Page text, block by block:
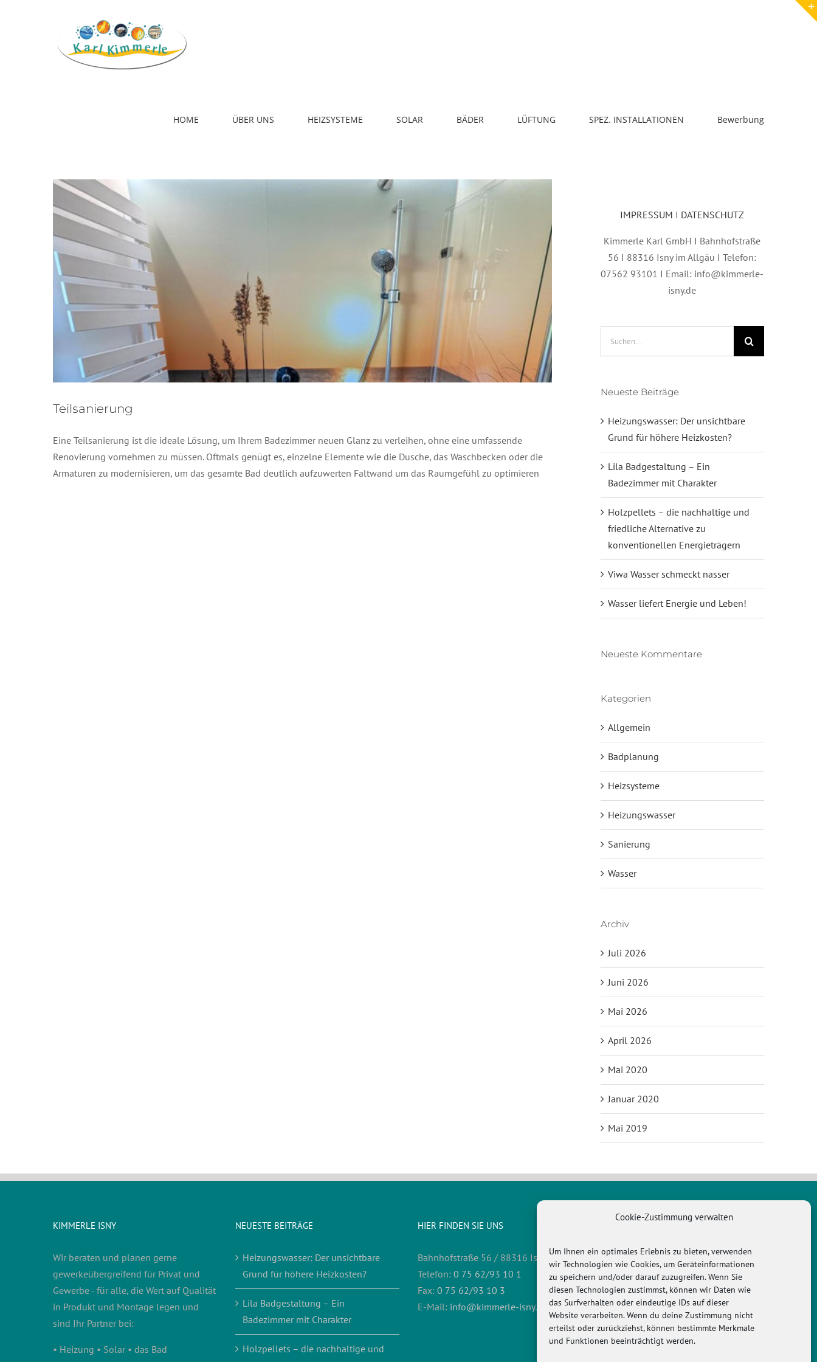
Cookie-Zustimmung verwalten
Um Ihnen ein optimales Erlebnis zu bieten, verwenden
wir Technologien wie Cookies, um Geräteinformationen
zu speichern und/oder darauf zuzugreifen. Wenn Sie
diesen Technologien zustimmst, können wir Daten wie
das Surfverhalten oder eindeutige IDs auf dieser
Website verarbeiten. Wenn du deine Zustimmung nicht
erteilst oder zurückziehst, können bestimmte Merkmale
und Funktionen beeinträchtigt werden.
HOME ÜBER UNS HEIZSYSTEME SOLAR BÄDER LÜFTUNG SPEZ. INSTALLATIONEN Bewerbung
Teilsanierung
Eine Teilsanierung ist die ideale Lösung, um Ihrem Badezimmer neuen Glanz zu verleihen, ohne eine umfassende
Renovierung vornehmen zu müssen. Oftmals genügt es, einzelne Elemente wie die Dusche, das Waschbecken oder die
Armaturen zu modernisieren, um das gesamte Bad deutlich aufzuwerten Faltwand um das Raumgefühl zu optimieren
IMPRESSUM I DATENSCHUTZ
Kimmerle Karl GmbH I Bahnhofstraße
56 I 88316 Isny im Allgäu I Telefon:
07562 93101 I Email: info@kimmerle-
isny.de
Neueste Beiträge
Heizungswasser: Der unsichtbare
Grund für höhere Heizkosten?
Lila Badgestaltung – Ein
Badezimmer mit Charakter
Holzpellets – die nachhaltige und
friedliche Alternative zu
konventionellen Energieträgern
Viwa Wasser schmeckt nasser
Wasser liefert Energie und Leben!
Neueste Kommentare
Kategorien
Allgemein
Badplanung
Heizsysteme
Heizungswasser
Sanierung
Wasser
Archiv
Juli 2026
Juni 2026
Mai 2026
April 2026
Mai 2020
Januar 2020
Mai 2019
KIMMERLE ISNY
Wir beraten und planen gerne
gewerkeübergreifend für Privat und
Gewerbe - für alle, die Wert auf Qualität
in Produkt und Montage legen und
sind Ihr Partner bei:
• Heizung • Solar • das Bad
NEUESTE BEITRÄGE
Heizungswasser: Der unsichtbare
Grund für höhere Heizkosten?
Lila Badgestaltung – Ein
Badezimmer mit Charakter
Holzpellets – die nachhaltige und
HIER FINDEN SIE UNS
Bahnhofstraße 56 / 88316 Isny
Telefon: 0 75 62/93 10 1
Fax: 0 75 62/93 10 3
E-Mail: info@kimmerle-isny.de
Cookie-Richtlinie (EU)
Datenschutz / Haftung
Impressum